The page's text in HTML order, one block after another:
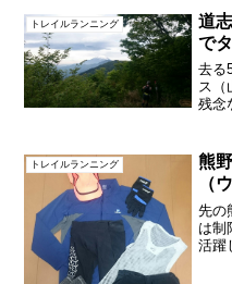
トレイルランニング
道
で
去る
ス（
残念
（
着し
ば間
トレイルランニング
熊
（
先の
は制
活躍